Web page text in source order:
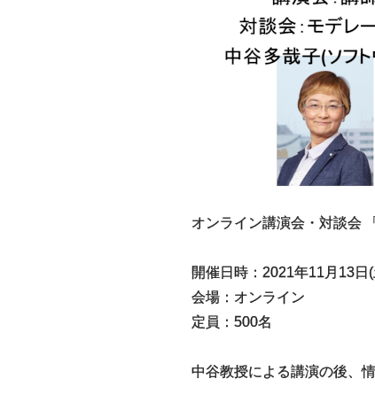
オンライン講演会・対談会
開催日時：2021年11月13日
会場：オンライン
定員：500名
中谷教授による講演の後、